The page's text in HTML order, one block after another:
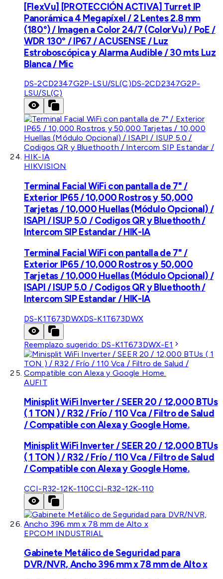
[FlexVu] [PROTECCIÓN ACTIVA] Turret IP
Panorámica 4 Megapíxel / 2 Lentes 2.8 mm
(180°) / Imagen a Color 24/7 (ColorVu) / PoE /
WDR 130° / IP67 / ACUSENSE / Luz
Estroboscópica y Alarma Audible / 30 mts Luz
Blanca / Mic
DS-2CD2347G2P-LSU/SL(C)DS-2CD2347G2P-
LSU/SL(C)
HIKVISION
Terminal Facial WiFi con pantalla de 7" /
Exterior IP65 / 10,000 Rostros y 50,000
Tarjetas / 10,000 Huellas (Módulo Opcional) /
ISAPI / ISUP 5.0 / Codigos QR y Bluethooth /
Intercom SIP Estandar / HIK-IA
Terminal Facial WiFi con pantalla de 7" /
Exterior IP65 / 10,000 Rostros y 50,000
Tarjetas / 10,000 Huellas (Módulo Opcional) /
ISAPI / ISUP 5.0 / Codigos QR y Bluethooth /
Intercom SIP Estandar / HIK-IA
DS-K1T673DWXDS-K1T673DWX
Reemplazo sugerido: DS-K1T673DWX-E1
AUFIT
Minisplit WiFi Inverter / SEER 20 / 12,000 BTUs
( 1 TON ) / R32 / Frío / 110 Vca / Filtro de Salud
/ Compatible con Alexa y Google Home.
Minisplit WiFi Inverter / SEER 20 / 12,000 BTUs
( 1 TON ) / R32 / Frío / 110 Vca / Filtro de Salud
/ Compatible con Alexa y Google Home.
CCI-R32-12K-110CCI-R32-12K-110
EPCOM INDUSTRIAL
Gabinete Metálico de Seguridad para
DVR/NVR, Ancho 396 mm x 78 mm de Alto x